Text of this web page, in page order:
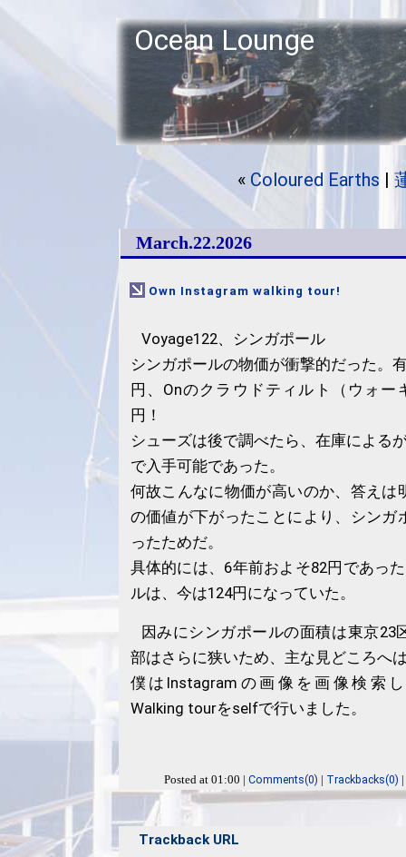
Ocean Lounge
« Coloured Earths |
March.22.2026
Own Instagram walking tour!
Voyage122、シンガポール
シンガポールの物価が衝撃的だった。
円、Onのクラウドティルト（ウォー
円！
シューズは後で調べたら、在庫による
で入手可能であった。
何故こんなに物価が高いのか、答えは
の価値が下がったことにより、シンガ
ったためだ。
具体的には、6年前およそ82円であっ
ルは、今は124円になっていた。
因みにシンガポールの面積は東京23
部はさらに狭いため、主な見どころへ
僕はInstagramの画像を画像検索
Walking tourをselfで行いました。
Posted at 01:00 | Comments(0) Trackbacks(0)
Trackback URL